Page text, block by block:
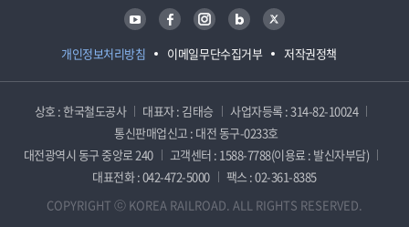
개인정보처리방침 이메일무단수집거부 저작권정책
유튜브 페이스북 인스타그램 블로그 트위터
상호 : 한국철도공사 대표자 : 김태승
사업자등록 : 314-82-10024
통신판매업신고 : 대전 동구-0233호
대전광역시 동구 중앙로 240
고객센터 : 1588-7788(이용료 : 발신자부담)
대표전화 : 042-472-5000
팩스 : 02-361-8385
COPYRIGHT ⓒ KOREA RAILROAD. ALL RIGHTS RESERVED.